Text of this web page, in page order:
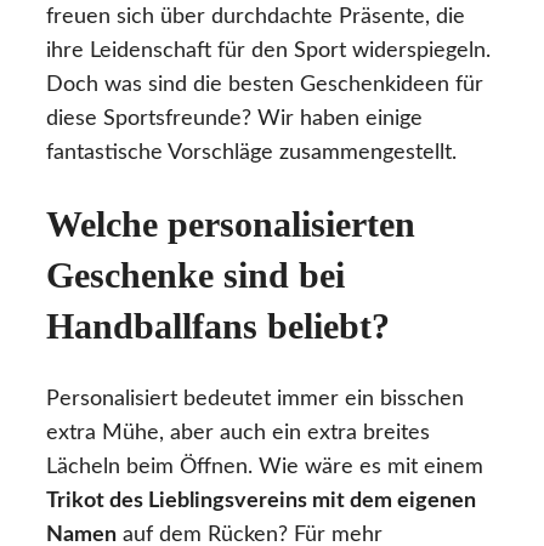
freuen sich über durchdachte Präsente, die
ihre Leidenschaft für den Sport widerspiegeln.
Doch was sind die besten Geschenkideen für
diese Sportsfreunde? Wir haben einige
fantastische Vorschläge zusammengestellt.
Welche personalisierten
Geschenke sind bei
Handballfans beliebt?
Personalisiert bedeutet immer ein bisschen
extra Mühe, aber auch ein extra breites
Lächeln beim Öffnen. Wie wäre es mit einem
Trikot des Lieblingsvereins mit dem eigenen
Namen auf dem Rücken? Für mehr